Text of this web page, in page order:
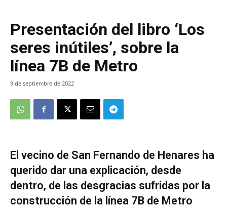
Presentación del libro ‘Los
seres inútiles’, sobre la
línea 7B de Metro
9 de septiembre de 2022
El vecino de San Fernando de Henares ha
querido dar una explicación, desde
dentro, de las desgracias sufridas por la
construcción de la línea 7B de Metro